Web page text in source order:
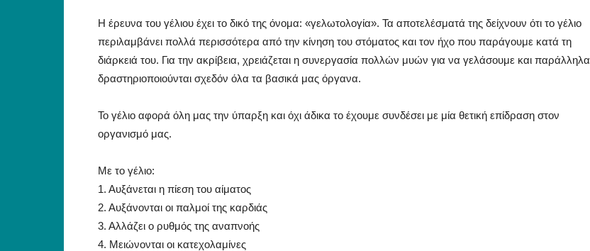
Η έρευνα του γέλιου έχει το δικό της όνομα: «γελωτολογία». Τα αποτελέσματά της δείχνουν ότι το γέλιο
περιλαμβάνει πολλά περισσότερα από την κίνηση του στόματος και τον ήχο που παράγουμε κατά τη
διάρκειά του. Για την ακρίβεια, χρειάζεται η συνεργασία πολλών μυών για να γελάσουμε και παράλληλα
δραστηριοποιούνται σχεδόν όλα τα βασικά μας όργανα.
Το γέλιο αφορά όλη μας την ύπαρξη και όχι άδικα το έχουμε συνδέσει με μία θετική επίδραση στον
οργανισμό μας.
Με το γέλιο:
1. Αυξάνεται η πίεση του αίματος
2. Αυξάνονται οι παλμοί της καρδιάς
3. Αλλάζει ο ρυθμός της αναπνοής
4. Μειώνονται οι κατεχολαμίνες